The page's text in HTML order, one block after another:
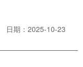
日期：2025-10-23